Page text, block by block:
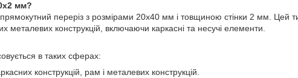
мм?
переріз з розмірами 20х40 мм і товщиною стінки 2 мм. Цей
металевих конструкцій, включаючи каркасні та несучі елементи.
в таких сферах:
конструкцій, рам і металевих конструкцій.